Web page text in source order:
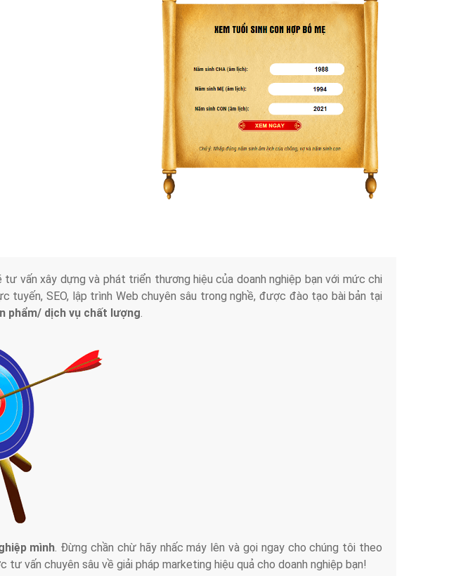
tư vấn xây dựng và phát triển thương hiệu của doanh nghiệp bạn với mức chi
SEO, lập trình Web chuyên sâu trong nghề, được đào tạo bài bản tại
phẩm/ dịch vụ chất lượng
mình . Đừng chần chừ hãy nhấc máy lên và gọi ngay cho chúng tôi theo
tư vấn chuyên sâu về giải pháp marketing hiệu quả cho doanh nghiệp bạn!